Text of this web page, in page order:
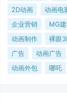
2D动画
动画电
企业营销
MG
动画制作
裸眼
广告
动画广告
动画外包
哪吒